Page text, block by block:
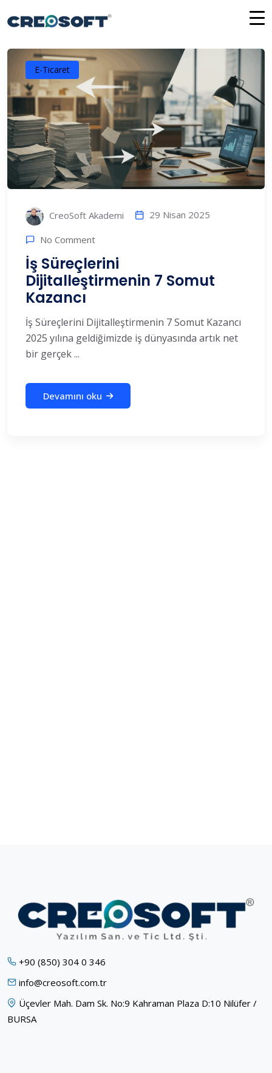
atla
E-Ticaret
CreoSoft Akademi 29 Nisan 2025
No Comment
İş Süreçlerini
Dijitalleştirmenin 7 Somut
Kazancı
İş Süreçlerini Dijitalleştirmenin 7 Somut Kazancı
2025 yılına geldiğimizde iş dünyasında artık net
bir gerçek ...
Devamını oku
+90 (850) 304 0 346
info@creosoft.com.tr
Üçevler Mah. Dam Sk. No:9 Kahraman Plaza D:10 Nilüfer /
BURSA